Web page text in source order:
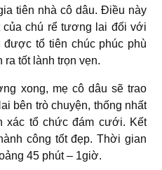
tiên nhà cô dâu. Điều này
chú rể tương lai đối với
tổ tiên chúc phúc phù
tốt lành trọn vẹn.
xong, mẹ cô dâu sẽ trao
bên trò chuyện, thống nhất
xác tổ chức đám cưới. Kết
công tốt đẹp. Thời gian
45 phút – 1giờ.